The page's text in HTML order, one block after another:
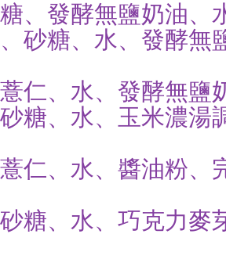
、發酵無鹽奶油、
砂糖、水、發酵無
仁、水、發酵無鹽
糖、水、玉米濃湯
仁、水、醬油粉、
糖、水、巧克力麥